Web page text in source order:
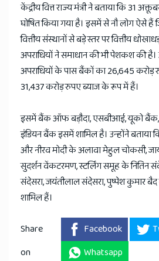
केंद्रीय वित्त राज्य मंत्री ने बताया कि 31
घोषित किया गया है। इसमें से नौ लोग ऐसे हैं
वित्तीय संस्थानों से बड़े स्तर पर वित्तीय
अपराधियों ने समाधान की भी पेशकश की है।
अपराधियों के पास बैंकों का 26,645
31,437 करोड़ रुपए ब्याज के रूप में हैं।
इसमें बैंक ऑफ बड़ौदा, एसबीआई, यूको
इंडियन बैंक इसमें शामिल है। उन्होंने बताया
और नीरव मोदी के अलावा मेहुल चोकसी,
सुदर्शन वेंकटरमण, स्टर्लिंग समूह के नितिन
संदेसरा, जयंतीलाल संदेसरा, पुष्पेश कुमार
शामिल हैं।
Share
on
Facebook
Whatsapp